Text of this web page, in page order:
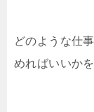
どのような仕
めればいいか